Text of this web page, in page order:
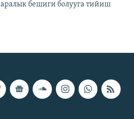
аралык бешиги болууга тийиш